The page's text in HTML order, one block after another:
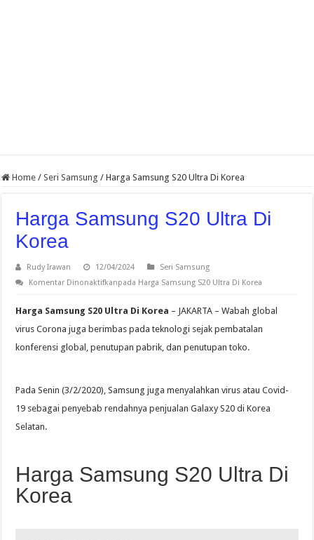
Home / Seri Samsung / Harga Samsung S20 Ultra Di Korea
Harga Samsung S20 Ultra Di
Korea
Rudy Irawan 12/04/2024
Seri Samsung
Komentar Dinonaktifkanpada Harga Samsung S20 Ultra Di Korea
Harga Samsung S20 Ultra Di Korea – JAKARTA – Wabah global
virus Corona juga berimbas pada teknologi sejak pembatalan
konferensi global, penutupan pabrik, dan penutupan toko.
Pada Senin (3/2/2020), Samsung juga menyalahkan virus atau Covid-
19 sebagai penyebab rendahnya penjualan Galaxy S20 di Korea
Selatan.
Harga Samsung S20 Ultra Di
Korea